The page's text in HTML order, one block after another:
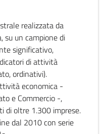
realizzata da
su un campione di
significativo,
di attività
ordinativi).
economica -
e Commercio -,
di oltre 1.300 imprese.
dal 2010 con serie